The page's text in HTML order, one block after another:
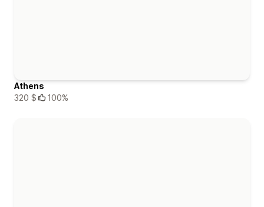
Athens
320 $
100%